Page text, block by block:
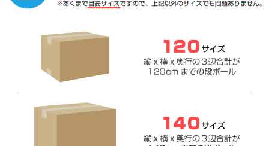
５．色々な種類の品物を一緒に梱包しても良いですか？
過去の寄付実績はこちら
更に詳しくご利用方法を知りたい方は
覧ください。
お問い合わせフォーム』よりお問い合わせ